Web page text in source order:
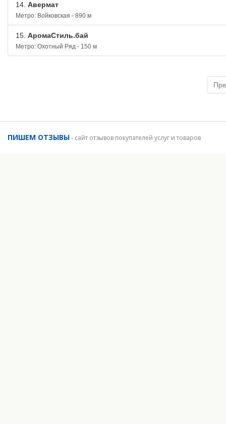
14. Авермат
Метро: Войковская - 890 м
15. АромаСтиль.бай
Метро: Охотный Ряд - 150 м
ПИШЕМ ОТЗЫВЫ- сайт отзывов покупателей услуг и товаров